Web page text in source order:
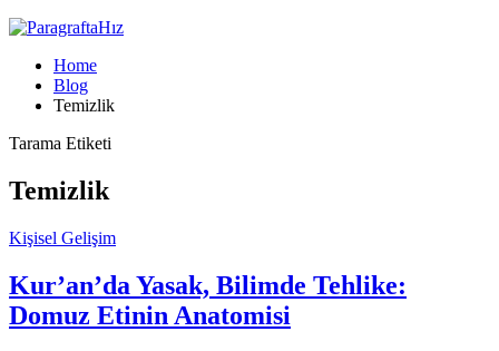
Home
Blog
Temizlik
Tarama Etiketi
Temizlik
Kişisel Gelişim
Kur’an’da Yasak, Bilimde Tehlike:
Domuz Etinin Anatomisi